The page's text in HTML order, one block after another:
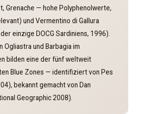
Grenache — hohe Polyphenolwerte,
und Vermentino di Gallura
der einzige DOCG Sardiniens, 1996).
Ogliastra und Barbagia im
bilden eine der fünf weltweit
Blue Zones — identifiziert von Pes
bekannt gemacht von Dan
Geographic 2008).